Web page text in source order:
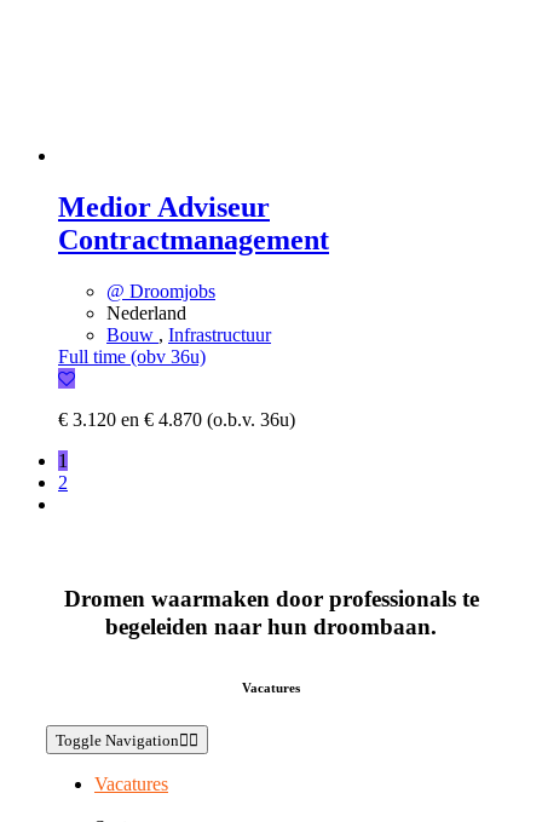
Medior Adviseur
Contractmanagement
@ Droomjobs
Nederland
Bouw , Infrastructuur
Full time (obv 36u)
€ 3.120 en € 4.870 (o.b.v. 36u)
1
2
Dromen waarmaken door professionals te
begeleiden naar hun droombaan.
Vacatures
Toggle Navigation
Vacatures